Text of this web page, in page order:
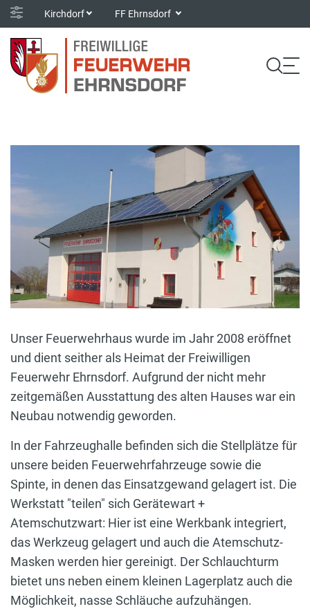
Kirchdorf FF Ehrnsdorf
Unser Feuerwehrhaus wurde im Jahr 2008 eröffnet
und dient seither als Heimat der Freiwilligen
Feuerwehr Ehrnsdorf. Aufgrund der nicht mehr
zeitgemäßen Ausstattung des alten Hauses war ein
Neubau notwendig geworden.
In der Fahrzeughalle befinden sich die Stellplätze für
unsere beiden Feuerwehrfahrzeuge sowie die
Spinte, in denen das Einsatzgewand gelagert ist. Die
Werkstatt "teilen" sich Gerätewart +
Atemschutzwart: Hier ist eine Werkbank integriert,
das Werkzeug gelagert und auch die Atemschutz-
Masken werden hier gereinigt. Der Schlauchturm
bietet uns neben einem kleinen Lagerplatz auch die
Möglichkeit, nasse Schläuche aufzuhängen.